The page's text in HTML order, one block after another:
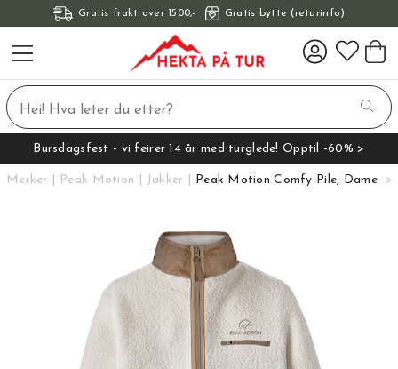
Gratis frakt over 1500,- Gratis bytte (returinfo)
Bursdagsfest - vi feirer 14 år med turglede! Opptil -60% >
Merker Peak Motion Jakker Peak Motion Comfy Pile, Dame